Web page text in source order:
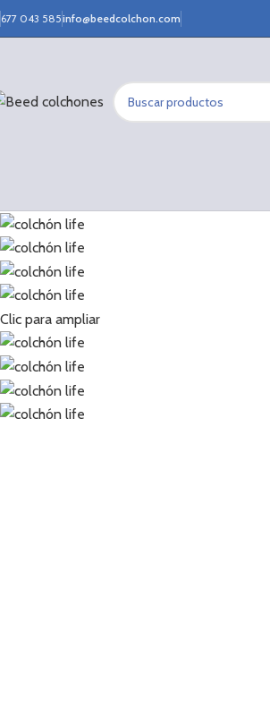
677 043 585info@beedcolchon.com
Clic para ampliar